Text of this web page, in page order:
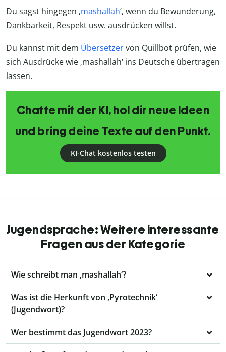
Du sagst hingegen ‚mashallah‘, wenn du Bewunderung,
Dankbarkeit, Respekt usw. ausdrücken willst.
Du kannst mit dem Übersetzervon Quillbot prüfen, wie
sich Ausdrücke wie ‚mashallah‘ ins Deutsche übertragen
lassen.
Chatte mit der KI, hol dir neue Ideen
und bring deine Texte auf den Punkt.
KI-Chat kostenlos testen
Jugendsprache: Weitere interessante
Fragen aus der Kategorie
Wie schreibt man ‚mashallah‘?
Was ist die Herkunft von ‚Pyrotechnik‘
(Jugendwort)?
Wer bestimmt das Jugendwort 2023?